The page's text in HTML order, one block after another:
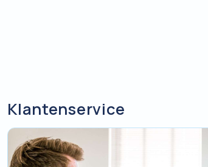
Klantenservice